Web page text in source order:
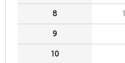
8
9
10